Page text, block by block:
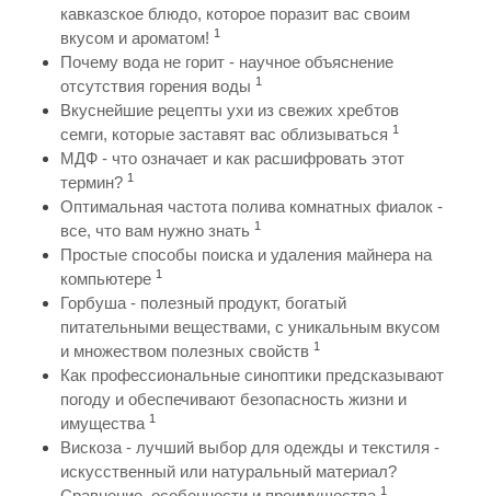
кавказское блюдо, которое поразит вас своим
вкусом и ароматом! 1
Почему вода не горит - научное объяснение
отсутствия горения воды 1
Вкуснейшие рецепты ухи из свежих хребтов
семги, которые заставят вас облизываться 1
МДФ - что означает и как расшифровать этот
термин? 1
Оптимальная частота полива комнатных фиалок -
все, что вам нужно знать 1
Простые способы поиска и удаления майнера на
компьютере 1
Горбуша - полезный продукт, богатый
питательными веществами, с уникальным вкусом
и множеством полезных свойств 1
Как профессиональные синоптики предсказывают
погоду и обеспечивают безопасность жизни и
имущества 1
Вискоза - лучший выбор для одежды и текстиля -
искусственный или натуральный материал?
1